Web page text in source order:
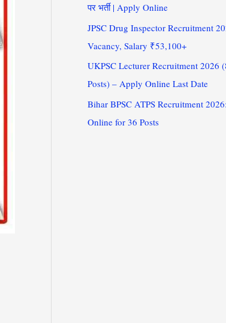
पर भर्ती | Apply Online
JPSC Drug Inspector Recruitment
Vacancy, Salary ₹53,100+
UKPSC Lecturer Recruitment 2026
Posts) – Apply Online Last Date
Bihar BPSC ATPS Recruitment
Online for 36 Posts